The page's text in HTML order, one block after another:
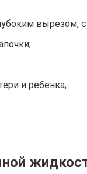
вырезом,
и ребенка;